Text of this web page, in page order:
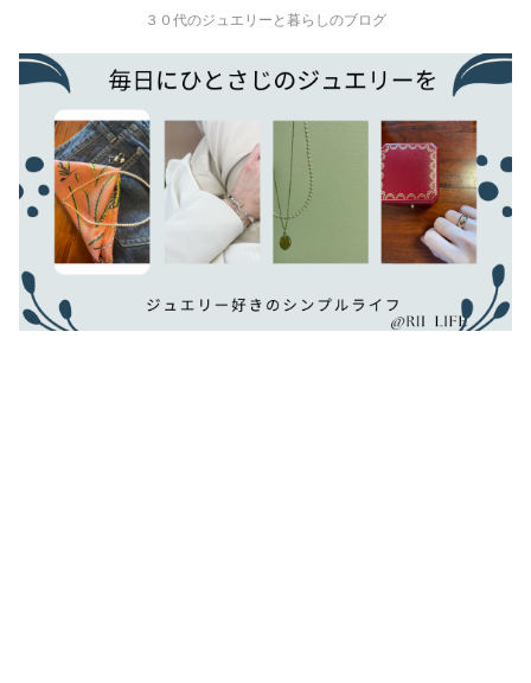
３０代のジュエリーと暮らしのブログ